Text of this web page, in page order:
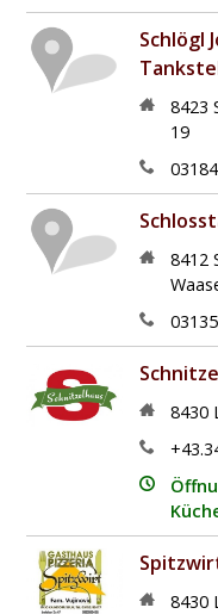
Schlögl
8423
19
8412
8430
8430